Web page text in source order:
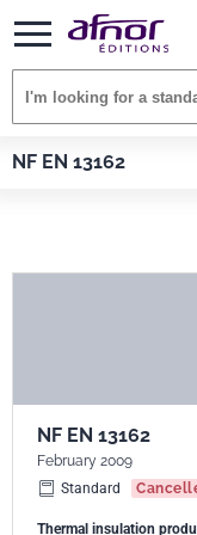
NF EN 13162
Afnor EDITIONS
NF EN 13162
February 2009
Standard
Thermal insulation